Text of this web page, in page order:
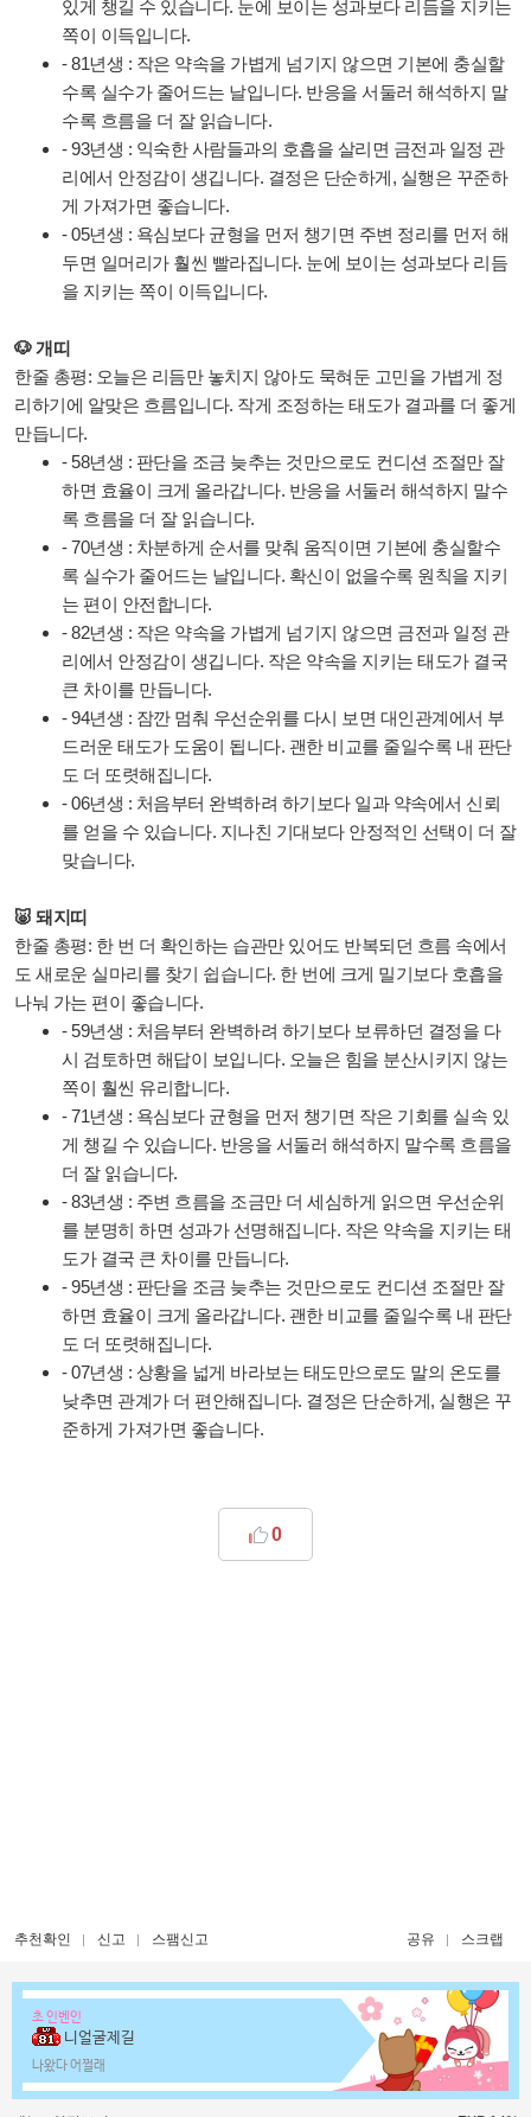
있게 챙길 수 있습니다. 눈에 보이는 성과보다 리듬을 지키는
쪽이 이득입니다.
- 81년생 : 작은 약속을 가볍게 넘기지 않으면 기본에 충실할
수록 실수가 줄어드는 날입니다. 반응을 서둘러 해석하지 말
수록 흐름을 더 잘 읽습니다.
- 93년생 : 익숙한 사람들과의 호흡을 살리면 금전과 일정 관
리에서 안정감이 생깁니다. 결정은 단순하게, 실행은 꾸준하
게 가져가면 좋습니다.
- 05년생 : 욕심보다 균형을 먼저 챙기면 주변 정리를 먼저 해
두면 일머리가 훨씬 빨라집니다. 눈에 보이는 성과보다 리듬
을 지키는 쪽이 이득입니다.
🐶 개띠
한줄 총평: 오늘은 리듬만 놓치지 않아도 묵혀둔 고민을 가볍게 정
리하기에 알맞은 흐름입니다. 작게 조정하는 태도가 결과를 더 좋게
만듭니다.
- 58년생 : 판단을 조금 늦추는 것만으로도 컨디션 조절만 잘
하면 효율이 크게 올라갑니다. 반응을 서둘러 해석하지 말수
록 흐름을 더 잘 읽습니다.
- 70년생 : 차분하게 순서를 맞춰 움직이면 기본에 충실할수
록 실수가 줄어드는 날입니다. 확신이 없을수록 원칙을 지키
는 편이 안전합니다.
- 82년생 : 작은 약속을 가볍게 넘기지 않으면 금전과 일정 관
리에서 안정감이 생깁니다. 작은 약속을 지키는 태도가 결국
큰 차이를 만듭니다.
- 94년생 : 잠깐 멈춰 우선순위를 다시 보면 대인관계에서 부
드러운 태도가 도움이 됩니다. 괜한 비교를 줄일수록 내 판단
도 더 또렷해집니다.
- 06년생 : 처음부터 완벽하려 하기보다 일과 약속에서 신뢰
를 얻을 수 있습니다. 지나친 기대보다 안정적인 선택이 더 잘
맞습니다.
🐷 돼지띠
한줄 총평: 한 번 더 확인하는 습관만 있어도 반복되던 흐름 속에서
도 새로운 실마리를 찾기 쉽습니다. 한 번에 크게 밀기보다 호흡을
나눠 가는 편이 좋습니다.
- 59년생 : 처음부터 완벽하려 하기보다 보류하던 결정을 다
시 검토하면 해답이 보입니다. 오늘은 힘을 분산시키지 않는
쪽이 훨씬 유리합니다.
- 71년생 : 욕심보다 균형을 먼저 챙기면 작은 기회를 실속 있
게 챙길 수 있습니다. 반응을 서둘러 해석하지 말수록 흐름을
더 잘 읽습니다.
- 83년생 : 주변 흐름을 조금만 더 세심하게 읽으면 우선순위
를 분명히 하면 성과가 선명해집니다. 작은 약속을 지키는 태
도가 결국 큰 차이를 만듭니다.
- 95년생 : 판단을 조금 늦추는 것만으로도 컨디션 조절만 잘
하면 효율이 크게 올라갑니다. 괜한 비교를 줄일수록 내 판단
도 더 또렷해집니다.
- 07년생 : 상황을 넓게 바라보는 태도만으로도 말의 온도를
낮추면 관계가 더 편안해집니다. 결정은 단순하게, 실행은 꾸
준하게 가져가면 좋습니다.
0
추천확인 신고 스팸신고 공유 스크랩
초 인벤인
니얼굴제길
나왔다 어쩔래